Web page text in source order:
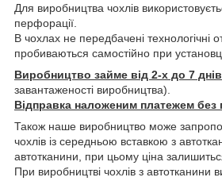
Для виробництва чохлів
перфорації.
В чохлах не передбачені технологічні
пробиваються самостійно при
Виробництво займе від 2-х до 7 днів
завантаженості виробництва).
Відправка наложеним платежем без
Також наше виробництво може
чохлів із середньою вставкою з
автотканини, при цьому ціна
При виробництві чохлів з автотканини